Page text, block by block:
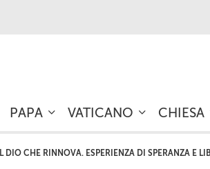
PAPA VATICANO CHIESA
IL DIO CHE RINNOVA. ESPERIENZA DI SPERANZA E